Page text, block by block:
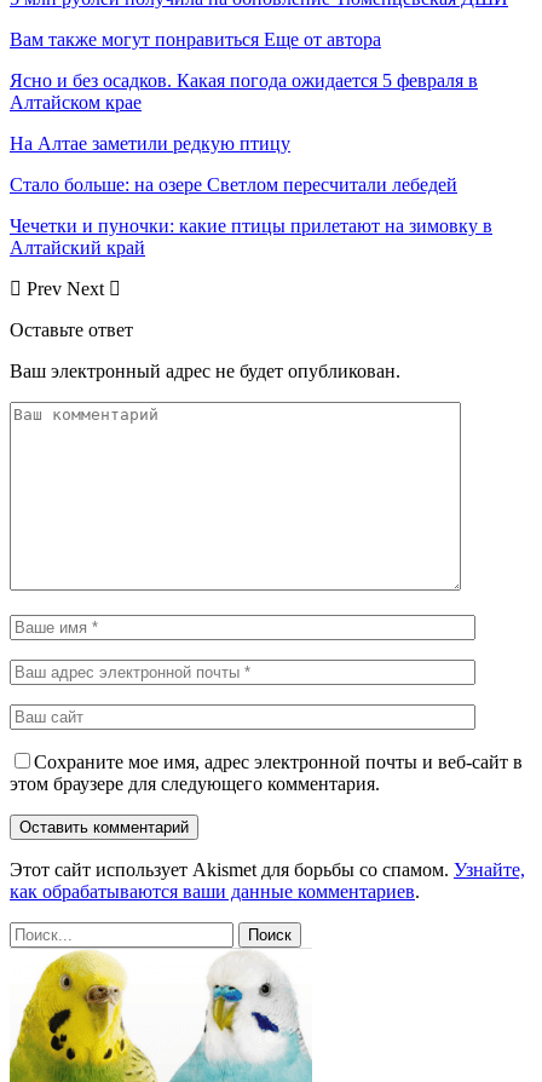
Вам также могут понравиться Еще от автора
Ясно и без осадков. Какая погода ожидается 5 февраля в
Алтайском крае
На Алтае заметили редкую птицу
Стало больше: на озере Светлом пересчитали лебедей
Чечетки и пуночки: какие птицы прилетают на зимовку в
Алтайский край
Prev Next
Оставьте ответ
Ваш электронный адрес не будет опубликован.
Сохраните мое имя, адрес электронной почты и веб-сайт в
этом браузере для следующего комментария.
Этот сайт использует Akismet для борьбы со спамом. Узнайте,
как обрабатываются ваши данные комментариев.